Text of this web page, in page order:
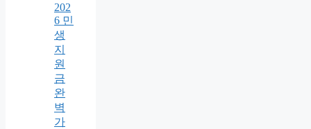
202
6 민
생
지
원
금
완
벽
가